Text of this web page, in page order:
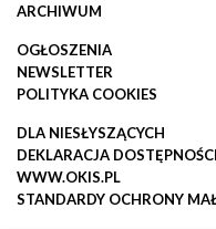
ARCHIWUM
OGŁOSZENIA
NEWSLETTER
POLITYKA COOKIES
DLA NIESŁYSZĄCYCH
DEKLARACJA
WWW.OKIS.PL
STANDARDY OCHRONY